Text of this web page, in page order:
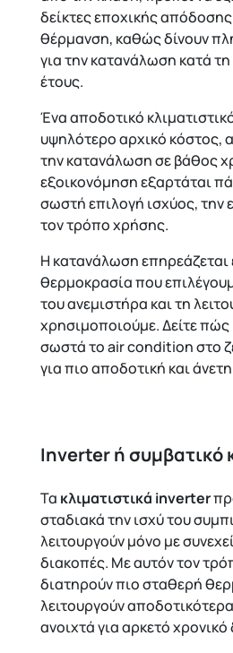
δείκτες εποχικής
θέρμανση, καθώς δίνουν
για την κατανάλωση κατά τη
έτους.
Ένα αποδοτικό
υψηλότερο αρχικό κόστος,
την κατανάλωση σε βάθος
εξοικονόμηση εξαρτάται
σωστή επιλογή ισχύος, την
τον τρόπο χρήσης.
Η κατανάλωση επηρεάζεται
θερμοκρασία που
του ανεμιστήρα και τη
χρησιμοποιούμε. Δείτεπώς
σωστά το air condition στο
για πιο αποδοτική και
Inverter ή συμβατικό
Τα κλιματιστικά inverter
σταδιακά την ισχύ του
λειτουργούν μόνο με
διακοπές. Με αυτόν τον
διατηρούν πιο σταθερή
λειτουργούν
ανοιχτά για αρκετό